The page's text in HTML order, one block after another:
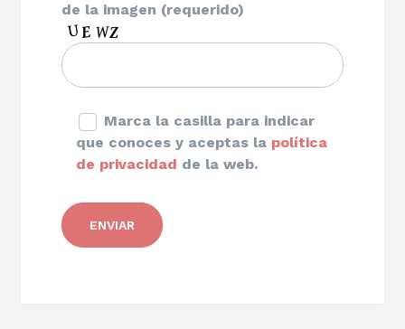
de la imagen (requerido)
Marca la casilla para indicar
que conoces y aceptas la política
de privacidad de la web.